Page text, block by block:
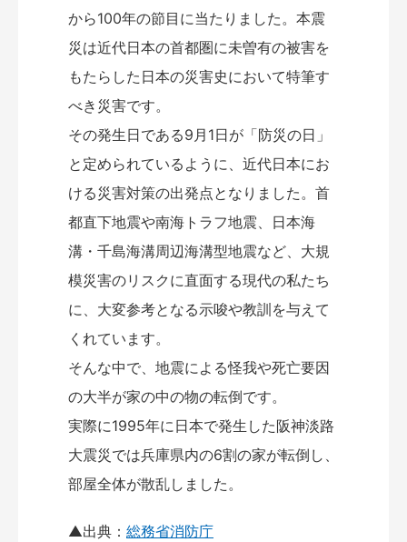
から100年の節目に当たりました。本震
災は近代日本の首都圏に未曽有の被害を
もたらした日本の災害史において特筆す
べき災害です。
その発生日である9月1日が「防災の日」
と定められているように、近代日本にお
ける災害対策の出発点となりました。首
都直下地震や南海トラフ地震、日本海
溝・千島海溝周辺海溝型地震など、大規
模災害のリスクに直面する現代の私たち
に、大変参考となる示唆や教訓を与えて
くれています。
そんな中で、地震による怪我や死亡要因
の大半が家の中の物の転倒です。
実際に1995年に日本で発生した阪神淡路
大震災では兵庫県内の6割の家が転倒し、
部屋全体が散乱しました。
▲出典： 総務省消防庁